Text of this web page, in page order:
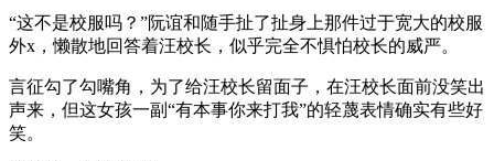
“这不是校服吗？”阮谊和随手扯了扯身上那件过于宽大的校服
外x，懒散地回答着汪校长，似乎完全不惧怕校长的威严。
言征勾了勾嘴角，为了给汪校长留面子，在汪校长面前没笑出
声来，但这女孩一副“有本事你来打我”的轻蔑表情确实有些好
笑。